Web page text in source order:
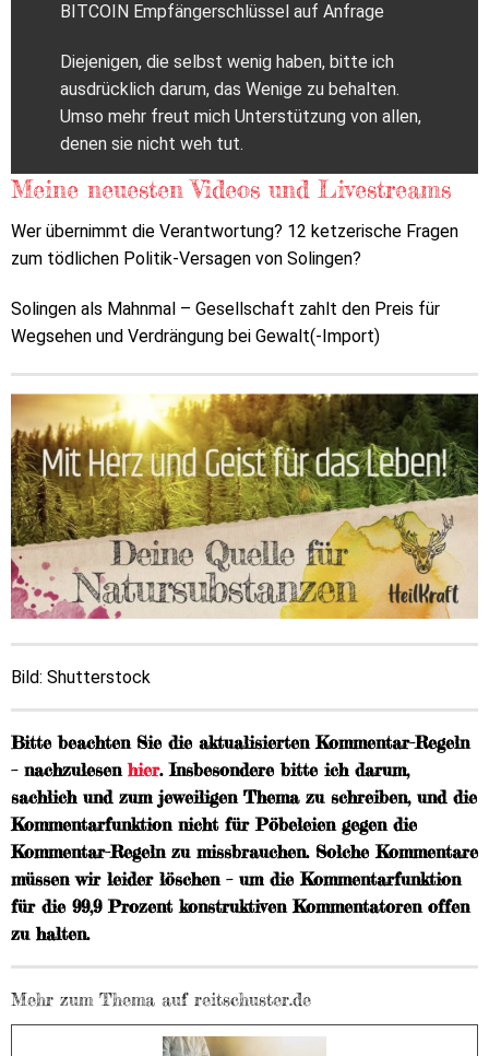
BITCOIN Empfängerschlüssel auf Anfrage
Diejenigen, die selbst wenig haben, bitte ich
ausdrücklich darum, das Wenige zu behalten.
Umso mehr freut mich Unterstützung von allen,
denen sie nicht weh tut.
Meine neuesten Videos und Livestreams
Wer übernimmt die Verantwortung? 12 ketzerische Fragen
zum tödlichen Politik-Versagen von Solingen?
Solingen als Mahnmal – Gesellschaft zahlt den Preis für
Wegsehen und Verdrängung bei Gewalt(-Import)
Bild: Shutterstock
Bitte beachten Sie die aktualisierten Kommentar-Regeln
– nachzulesenhier. Insbesondere bitte ich darum,
sachlich und zum jeweiligen Thema zu schreiben, und die
Kommentarfunktion nicht für Pöbeleien gegen die
Kommentar-Regeln zu missbrauchen. Solche Kommentare
müssen wir leider löschen – um die Kommentarfunktion
für die 99,9 Prozent konstruktiven Kommentatoren offen
zu halten.
Mehr zum Thema auf reitschuster.de